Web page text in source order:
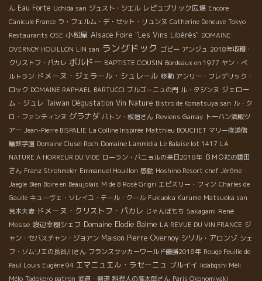
ん Eau Forte Uchida san ジュスト・シエル レピュブリック広場 Encore
Canicule France ラ・フェルム・デ・セット・リュンヌ Catherine Deneuve Tokyo
Restaurants OSE 小松屋 Alsace Foire "Les Vins Libérés" DOMAINE
OVERNOY HOUILLON LIN san ラングドック ゴビー アンジュ 2018年収穫・
クリストフ・パカレ ボルドー BAPTISTE COUSIN Bordeaux en 1977 ヤン・ベ
ルトラン ドメーヌ・ジェラール・シュレール 移動 アンリー・フレデリック・
ロック DOMAINE RAPHAEL BARTUCCI ブルゴーニュの門 ル・タジンヌ ジェロー
ム・ジュレ Taiwan Dégustation Vin Nature Bistro de Komatsuya san ル・ク
ロ・ファンティンヌ グラナダ バトン・板垣さん Reviens Gamay トーハン酒販ツ
アー Jean-Pierre BISPALIE La Colline Inspirée Matthieu BOUCHET マリー修道僧
輪飲学園 Domaine Clusel Roch Domaine Lammidia Le Balaise lot 1417 LA
NATURE A HORREUR DU VIDE ローラン・バニョルの来日2018年 ＢＭＯ社の鎌田
さん Franz Strohmeier Emmanuel Houillon 感動 Hoshino Resort chef Jérôme
Jaegle Bien Boire en Beaujolais M de B Rosé Grigri エピスリー・フィン Charles de
Gaulle キューヴェ・ソレイユ・テール・クール Fukuoka Kurume Matsuoka san
荒木夫妻 ドメーヌ・クリストフ・パカレ じゃんぼもち Sakagami René
Mosse 渡辺幸樹シェフ Domaine Elodie Balme LA REVUE DU VIN FRANCE ジ
ャン・セバスチャン・ジョアン Maison Pierre Overnoy シリル・アロンゾ シェ
フ・ソムリエの長谷川さん フランスサッカーワールド優勝2018年 Rouge Feuille de
Paul Louis Eugène 94 エマニュエル・ラセーニュ ブルイイ Iidabqshi Méli
Mélo Tadokoro patron 武道・剣道 料理人の高太郎さん Paris Okonomiyaki